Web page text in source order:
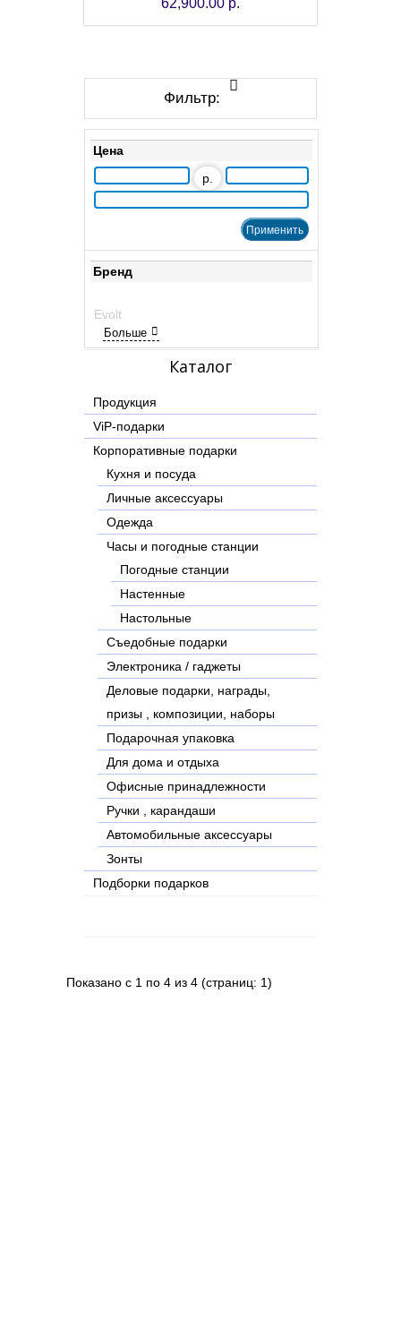
62,900.00 р.
Фильтр:
Цена
р.
Бренд
Evolt
Больше
Каталог
Продукция
ViP-подарки
Корпоративные подарки
Кухня и посуда
Личные аксессуары
Одежда
Часы и погодные станции
Погодные станции
Настенные
Настольные
Съедобные подарки
Электроника / гаджеты
Деловые подарки, награды,
призы , композиции, наборы
Подарочная упаковка
Для дома и отдыха
Офисные принадлежности
Ручки , карандаши
Автомобильные аксессуары
Зонты
Подборки подарков
Показано с 1 по 4 из 4 (страниц: 1)